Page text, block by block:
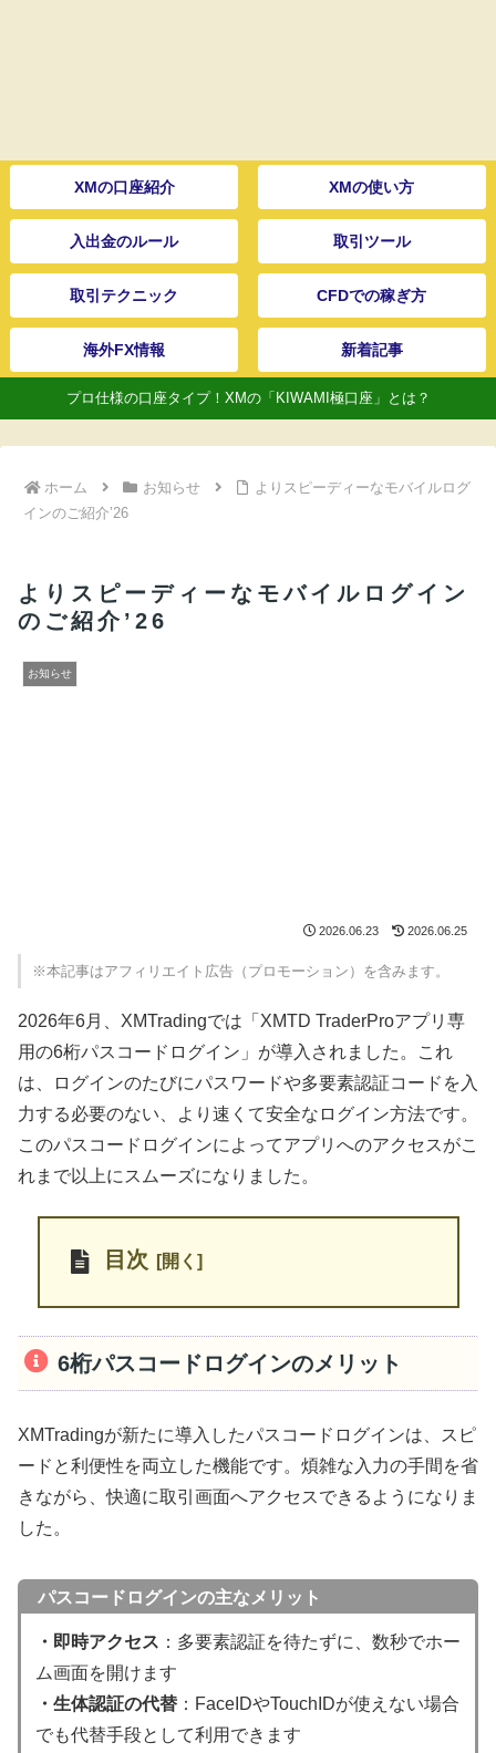
XMの口座紹介 XMの使い方
入出金のルール 取引ツール
取引テクニック CFDでの稼ぎ方
海外FX情報 新着記事
プロ仕様の口座タイプ！XMの「KIWAMI極口座」とは？
ホーム お知らせ
よりスピーディーなモバイルログ
インのご紹介’26
よりスピーディーなモバイルログイン
のご紹介’26
お知らせ
2026.06.23 2026.06.25
※本記事はアフィリエイト広告（プロモーション）を含みます。
2026年6月、XMTradingでは「XMTD TraderProアプリ専
用の6桁パスコードログイン」が導入されました。これ
は、ログインのたびにパスワードや多要素認証コードを入
力する必要のない、より速くて安全なログイン方法です。
このパスコードログインによってアプリへのアクセスがこ
れまで以上にスムーズになりました。
目次
6桁パスコードログインのメリット
XMTradingが新たに導入したパスコードログインは、スピ
ードと利便性を両立した機能です。煩雑な入力の手間を省
きながら、快適に取引画面へアクセスできるようになりま
した。
パスコードログインの主なメリット
・即時アクセス ：多要素認証を待たずに、数秒でホー
ム画面を開けます
・生体認証の代替：FaceIDやTouchIDが使えない場合
でも代替手段として利用できます